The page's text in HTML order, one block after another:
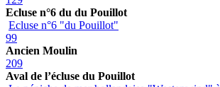
Ecluse n°6 du du Pouillot
Ecluse n°6 "du Pouillot"
99
Ancien Moulin
209
Aval de l’écluse du Pouillot